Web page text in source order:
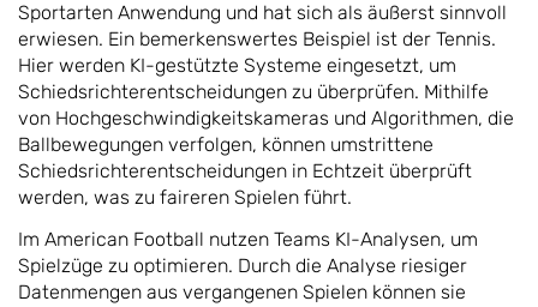
Sportarten Anwendung und hat sich als äußerst sinnvoll
erwiesen. Ein bemerkenswertes Beispiel ist der Tennis.
Hier werden KI-gestützte Systeme eingesetzt, um
Schiedsrichterentscheidungen zu überprüfen. Mithilfe
von Hochgeschwindigkeitskameras und Algorithmen, die
Ballbewegungen verfolgen, können umstrittene
Schiedsrichterentscheidungen in Echtzeit überprüft
werden, was zu faireren Spielen führt.
Im American Football nutzen Teams KI-Analysen, um
Spielzüge zu optimieren. Durch die Analyse riesiger
Datenmengen aus vergangenen Spielen können sie